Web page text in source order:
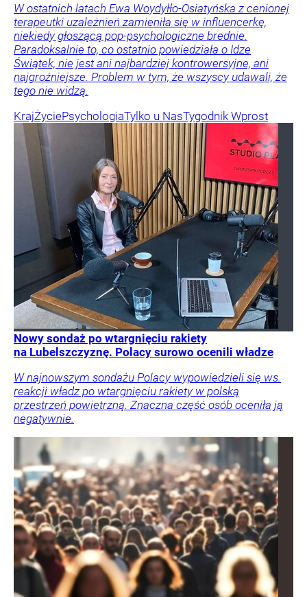
W ostatnich latach Ewa Woydyłło-Osiatyńska z cenionej
terapeutki uzależnień zamieniła się w influencerkę,
niekiedy głoszącą pop-psychologiczne brednie.
Paradoksalnie to, co ostatnio powiedziała o Idze
Świątek, nie jest ani najbardziej kontrowersyjne, ani
najgroźniejsze. Problem w tym, że wszyscy udawali, że
tego nie widzą.
KrajŻyciePsychologiaTylko u NasTygodnik Wprost
Nowy sondaż po wtargnięciu rakiety
na Lubelszczyznę. Polacy surowo ocenili władze
W najnowszym sondażu Polacy wypowiedzieli się ws.
reakcji władz po wtargnięciu rakiety w polską
przestrzeń powietrzną. Znaczna część osób oceniła ją
negatywnie.